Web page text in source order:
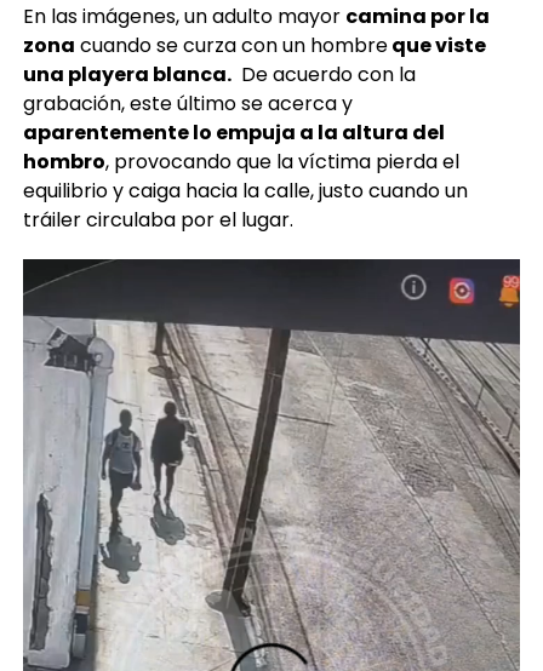
En las imágenes, un adulto mayor camina por la
zona cuando se curza con un hombreque viste
una playera blanca.De acuerdo con la
grabación, este último se acerca y
aparentemente lo empuja a la altura del
hombro, provocando que la víctima pierda el
equilibrio y caiga hacia la calle, justo cuando un
tráiler circulaba por el lugar.